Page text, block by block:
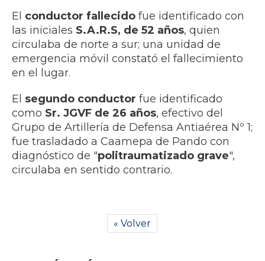
El conductor fallecido fue identificado con
las iniciales S.A.R.S, de 52 años, quien
circulaba de norte a sur; una unidad de
emergencia móvil constató el fallecimiento
en el lugar.
El segundo conductor fue identificado
como Sr. JGVF de 26 años, efectivo del
Grupo de Artillería de Defensa Antiaérea Nº 1;
fue trasladado a Caamepa de Pando con
diagnóstico de "politraumatizado grave",
circulaba en sentido contrario.
« Volver